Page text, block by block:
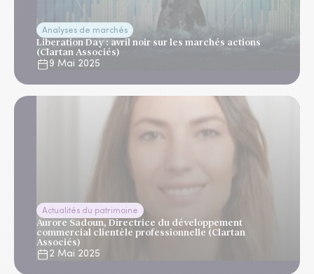
Analyses de marchés
Liberation Day : avril noir sur les marchés actions
(Clartan Associés)
9 Mai 2025
Actualités du patrimoine
Aurore Sadoun, Directrice du développement
commercial clientèle professionnelle (Clartan
Associés)
2 Mai 2025